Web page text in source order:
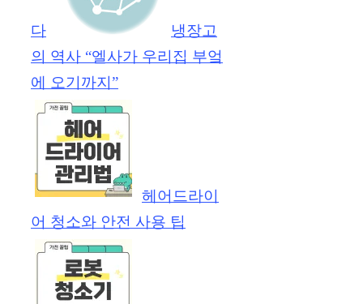
다
냉장고
의 역사 “엘사가 우리집 부엌
에 오기까지”
헤어드라이
어 청소와 안전 사용 팁